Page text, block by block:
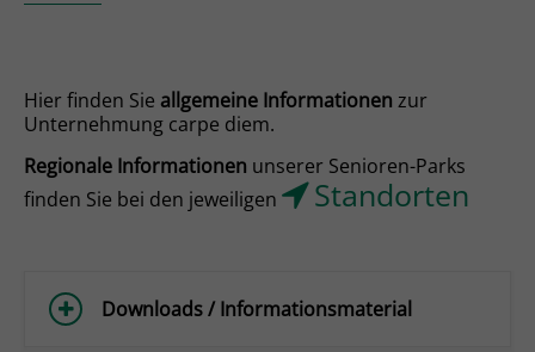
Hier finden Sie allgemeine Informationen zur
Unternehmung carpe diem.
Regionale Informationen unserer Senioren-Parks
finden Sie bei den jeweiligen
Standorten
Downloads / Informationsmaterial